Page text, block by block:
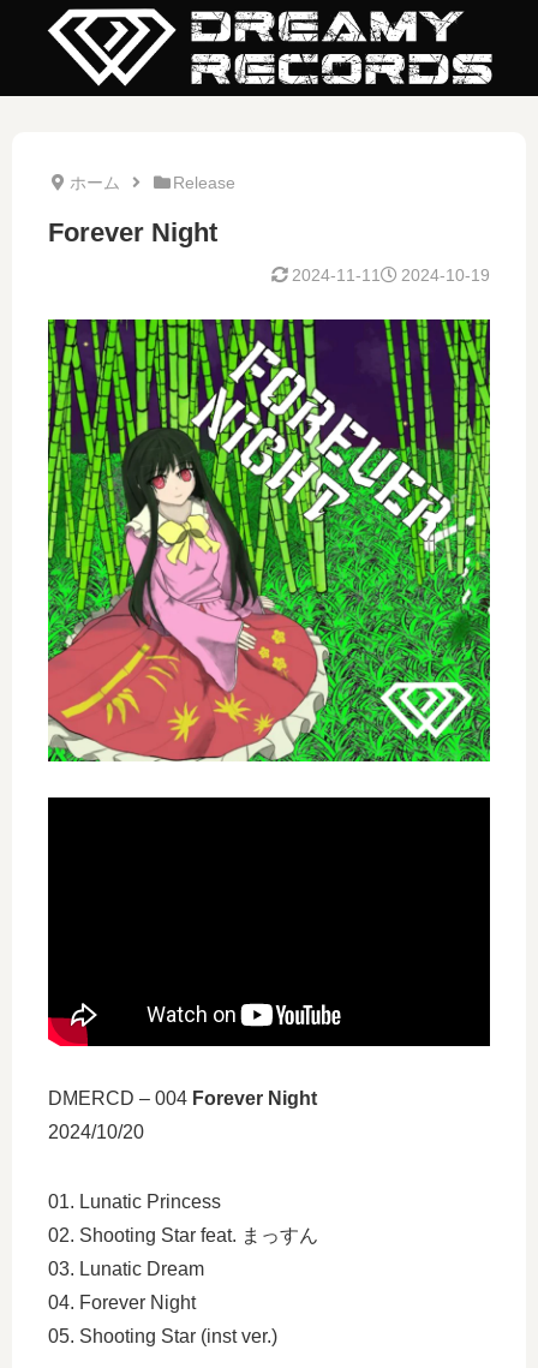
ホーム Release
Forever Night
2024-10-19
2024-11-11
DMERCD – 004 Forever Night
2024/10/20
01. Lunatic Princess
02. Shooting Star feat. まっすん
03. Lunatic Dream
04. Forever Night
05. Shooting Star (inst ver.)